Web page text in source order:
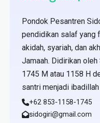
Pondok Pesantren
pendidikan salaf yang
akidah, syariah, dan
Jamaah. Didirikan
1745 M atau 1158 H
santri menjadi
+62 853-1158-1745
sidogiri@gmail.com